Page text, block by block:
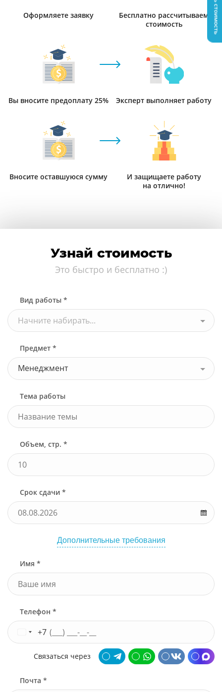
Оформляете заявку
Бесплатно рассчитываем
стоимость
Вы вносите предоплату 25% Эксперт выполняет работу
Вносите оставшуюся сумму
И защищаете работу
на отлично!
Узнай стоимость
Это быстро и бесплатно :)
Вид работы *
Начните набирать...
Предмет *
Менеджмент
Тема работы
Объем, стр. *
Срок сдачи *
Дополнительные требования
Имя *
Телефон *
+7
Связаться через
Почта *